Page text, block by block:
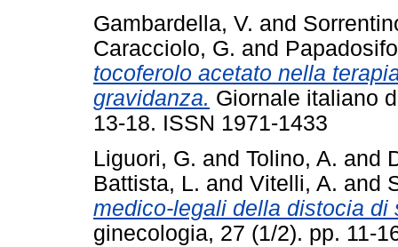
Gambardella, V. and
Caracciolo, G. and
tocoferolo acetato nella
gravidanza. Giornale italiano
13-18. ISSN 1971-1433
Liguori, G. and Tolino, A. and
Battista, L. and Vitelli, A. and
medico-legali della distocia di
ginecologia, 27 (1/2). pp. 11-